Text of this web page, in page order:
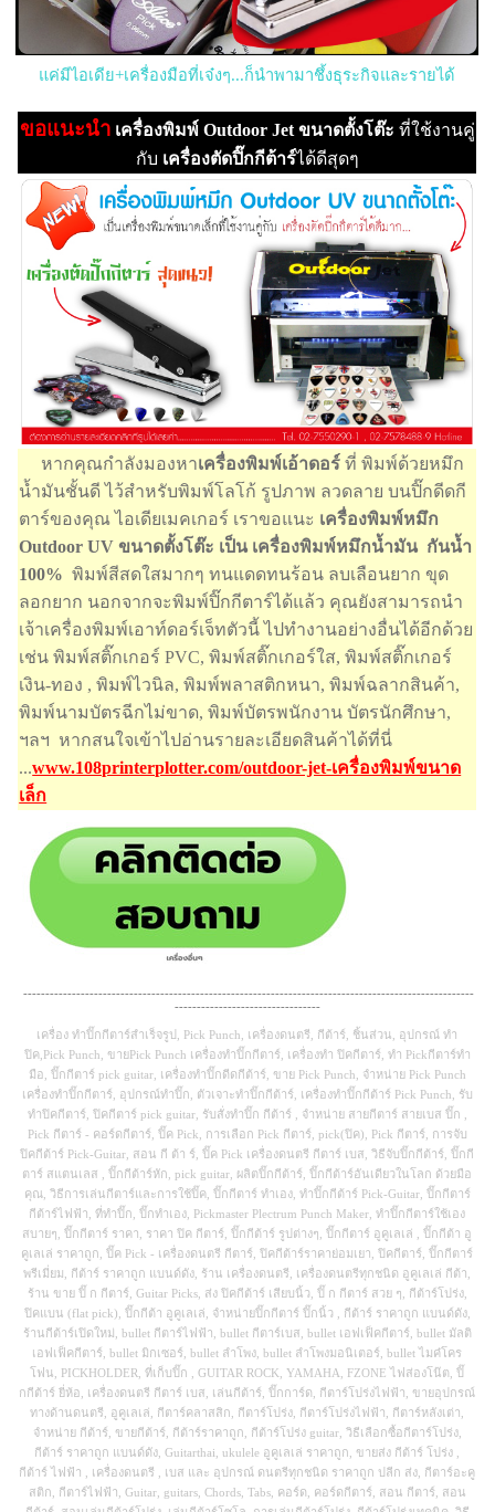
แค่มีไอเดีย+เครื่องมือที่เจ๋งๆ...ก็นำพามาชึ้งธุระกิจและรายได้
ขอแนะนำ เครื่องพิมพ์ Outdoor Jet ขนาดตั้งโต๊ะ ที่ใช้งานคู่
กับ เครื่องตัดปิ๊กกีต้าร์ได้ดีสุดๆ
หากคุณกำลังมองหาเครื่องพิมพ์เอ้าดอร์ที่ พิมพ์ด้วยหมึก
น้ำมันชั้นดี ไว้สำหรับพิมพ์โลโก้ รูปภาพ ลวดลาย บนปิ๊กดีดกี
ตาร์ของคุณ ไอเดียเมคเกอร์ เราขอแนะ เครื่องพิมพ์หมึก
Outdoor UV ขนาดตั้งโต๊ะ เป็น เครื่องพิมพ์หมึกน้ำมัน กันน้ำ
100% พิมพ์สีสดใสมากๆ ทนแดดทนร้อน ลบเลือนยาก ขุด
ลอกยาก นอกจากจะพิมพ์ปิ๊กกีตาร์ได้แล้ว คุณยังสามารถนำ
เจ้าเครื่องพิมพ์เอาท์ดอร์เจ็ทตัวนี้ ไปทำงานอย่างอื่นได้อีกด้วย
เช่น พิมพ์สติ๊กเกอร์ PVC, พิมพ์สติ๊กเกอร์ใส, พิมพ์สติ๊กเกอร์
เงิน-ทอง , พิมพ์ไวนิล, พิมพ์พลาสติกหนา, พิมพ์ฉลากสินค้า,
พิมพ์นามบัตรฉีกไม่ขาด, พิมพ์บัตรพนักงาน บัตรนักศึกษา,
ฯลฯ หากสนใจเข้าไปอ่านรายละเอียดสินค้าได้ที่นี่
...www.108printerplotter.com/outdoor-jet-เครื่องพิมพ์ขนาด
เล็ก
------------------------------------------------------------------------------------------------------
---------------------------------
เครื่อง ทำปิ๊กกีตาร์สำเร็จรูป, Pick Punch, เครื่องดนตรี, กีต้าร์, ชิ้นส่วน, อุปกรณ์ ทำ
ปิค,Pick Punch, ขายPick Punch เครื่องทำปิ๊กกีตาร์, เครื่องทํา ปิคกีตาร์, ทำ Pickกีตาร์ทำ
มือ, ปิ๊กกีตาร์ pick guitar, เครื่องทำปิ๊กดีดกีต้าร์, ขาย Pick Punch, จำหน่าย Pick Punch
เครื่องทำปิ๊กกีตาร์, อุปกรณ์ทำปิ๊ก, ตัวเจาะทำปิ๊กกีต้าร์, เครื่องทำปิ๊กกีต้าร์ Pick Punch, รับ
ทำปิคกีตาร์, ปิคกีตาร์ pick guitar, รับสั่งทำปิ๊ก กีต้าร์ , จำหน่าย สายกีตาร์ สายเบส ปิ๊ก ,
Pick กีตาร์ - คอร์ดกีตาร์, ปิ๊ค Pick, การเลือก Pick กีตาร์, pick(ปิค), Pick กีตาร์, การจับ
ปิคกีต้าร์ Pick-Guitar, สอน กี ต้า ร์, ปิ๊ค Pick เครื่องดนตรี กีตาร์ เบส, วิธีจับปิ๊กกีต้าร์, ปิ๊กกี
ตาร์ สแตนเลส , ปิ๊กกีต้าร์หัก, pick guitar, ผลิตปิ๊กกีต้าร์, ปิ๊กกีต้าร์อันเดียวในโลก ด้วยมือ
คุณ, วิธีการเล่นกีตาร์และการใช้ปิ๊ค, ปิ๊กกีตาร์ ทําเอง, ทำปิ๊กกีต้าร์ Pick-Guitar, ปิ๊กกีตาร์
กีต้าร์ไฟฟ้า, ที่ทำปิ๊ก, ปิ๊กทำเอง, Pickmaster Plectrum Punch Maker, ทำปิ๊กกีตาร์ใช้เอง
สบายๆ, ปิ๊กกีตาร์ ราคา, ราคา ปิค กีตาร์, ปิ๊กกีต้าร์ รูปต่างๆ, ปิ๊กกีตาร์ อูคูเลเล่ , ปิ๊กกีต้า อู
คูเลเล่ ราคาถูก, ปิ๊ค Pick - เครื่องดนตรี กีตาร์, ปิคกีต้าร์ราคาย่อมเยา, ปิคกีตาร์, ปิ๊กกีตาร์
พรีเมี่ยม, กีต้าร์ ราคาถูก แบนด์ดัง, ร้าน เครื่องดนตรี, เครื่องดนตรีทุกชนิด อูคูเลเล่ กีต้า,
ร้าน ขาย ปิ๊ ก กีตาร์, Guitar Picks, ส่ง ปิคกีต้าร์ เสียบนิ้ว, ปิ๊ ก กีตาร์ สวย ๆ, กีต้าร์โปร่ง,
ปิคแบน (flat pick), ปิ๊กกีต้า อูคูเลเล่, จำหน่ายปิ๊กกีตาร์ ปิ๊กนิ้ว , กีต้าร์ ราคาถูก แบนด์ดัง,
ร้านกีต้าร์เปิดใหม่, bullet กีตาร์ไฟฟ้า, bullet กีตาร์เบส, bullet เอฟเฟ็คกีตาร์, bullet มัลติ
เอฟเฟ็คกีตาร์, bullet มิกเซอร์, bullet ลำโพง, bullet ลำโพงมอนิเตอร์, bullet ไมค๋โคร
โฟน, PICKHOLDER, ที่เก็บปิ๊ก , GUITAR ROCK, YAMAHA, FZONE ไฟส่องโน๊ต, ปิ๊
กกีต้าร์ ยี่ห้อ, เครื่องดนตรี กีตาร์ เบส, เล่นกีต้าร์, ปิ๊กการ์ด, กีตาร์โปร่งไฟฟ้า, ขายอุปกรณ์
ทางด้านดนตรี, อูคูเลเล่, กีตาร์คลาสสิก, กีตาร์โปร่ง, กีตาร์โปร่งไฟฟ้า, กีตาร์หลังเต่า,
จำหน่าย กีต้าร์, ขายกีต้าร์, กีต้าร์ราคาถูก, กีต้าร์โปร่ง guitar, วิธีเลือกซื้อกีตาร์โปร่ง,
กีต้าร์ ราคาถูก แบนด์ดัง, Guitarthai, ukulele อูคูเลเล่ ราคาถูก, ขายส่ง กีต้าร์ โปร่ง ,
กีต้าร์ ไฟฟ้า , เครื่องดนตรี , เบส และ อุปกรณ์ ดนตรีทุกชนิด ราคาถูก ปลีก ส่ง, กีตาร์อะคู
สติก, กีตาร์ไฟฟ้า, Guitar, guitars, Chords, Tabs, คอร์ด, คอร์ดกีตาร์, สอน กีตาร์, สอน